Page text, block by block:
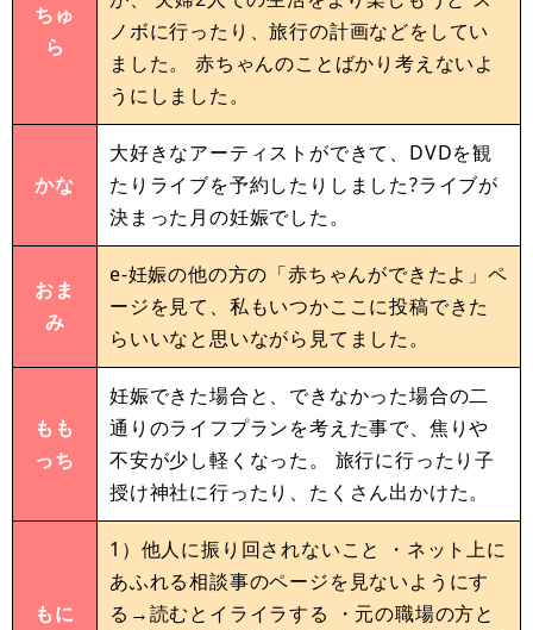
ちゅ
ら
ノボに行ったり、旅行の計画などをしてい
ました。 赤ちゃんのことばかり考えないよ
うにしました。
かな
大好きなアーティストができて、DVDを観
たりライブを予約したりしました?ライブが
決まった月の妊娠でした。
おま
み
e-妊娠の他の方の「赤ちゃんができたよ」ペ
ージを見て、私もいつかここに投稿できた
らいいなと思いながら見てました。
もも
っち
妊娠できた場合と、できなかった場合の二
通りのライフプランを考えた事で、焦りや
不安が少し軽くなった。 旅行に行ったり子
授け神社に行ったり、たくさん出かけた。
もに
1）他人に振り回されないこと ・ネット上に
あふれる相談事のページを見ないようにす
る→読むとイライラする ・元の職場の方と